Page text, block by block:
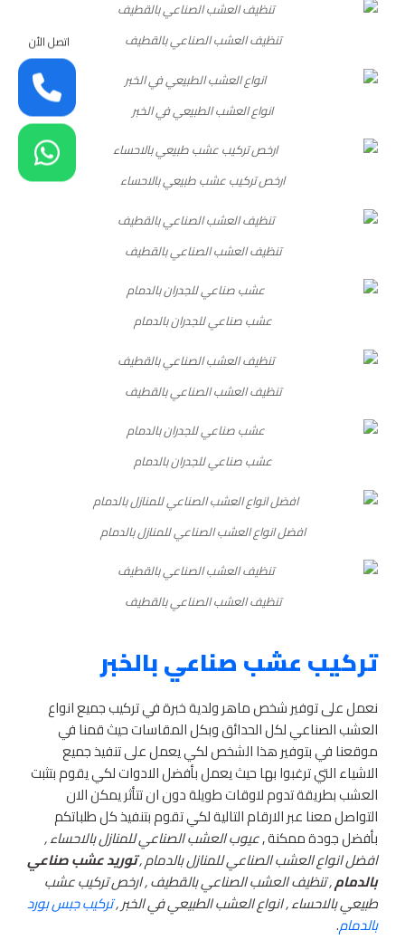
تنظيف العشب الصناعي بالقطيف
انواع العشب الطبيعي في الخبر
ارخص تركيب عشب طبيعي بالاحساء
تنظيف العشب الصناعي بالقطيف
عشب صناعي للجدران بالدمام
تنظيف العشب الصناعي بالقطيف
عشب صناعي للجدران بالدمام
افضل انواع العشب الصناعي للمنازل بالدمام
تنظيف العشب الصناعي بالقطيف
تركيب عشب صناعي بالخبر
نعمل على توفير شخص ماهر ولدية خبرة في تركيب جميع انواع
العشب الصناعي لكل الحدائق وبكل المقاسات حيث قمنا في
موقعنا في بتوفير هذا الشخص لكي يعمل على تنفيذ جميع
الاشياء التي ترغبوا بها حيث يعمل بأفضل الادوات لكي يقوم بتثبت
العشب بطريقة تدوم لاوقات طويلة دون ان تتأثر يمكن الان
التواصل معنا عبر الارقام التالية لكي تقوم بتنفيذ كل طلباتكم
بأفضل جودة ممكنة ,عيوب العشب الصناعي للمنازل بالاحساء ,
افضل انواع العشب الصناعي للمنازل بالدمام ,توريد عشب صناعي
بالدمام, تنظيف العشب الصناعي بالقطيف , ارخص تركيب عشب
طبيعي بالاحساء , انواع العشب الطبيعي في الخبر ,تركيب جبس بورد
بالدمام.
اتصل الأن